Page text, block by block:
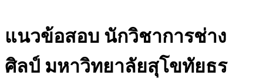
แนวข้อสอบ นักวิชาการช่าง
ศิลป์ มหาวิทยาลัยสุโขทัยธร